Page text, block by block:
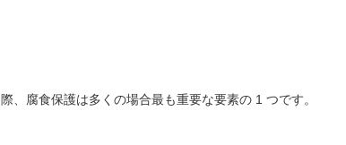
、腐食保護は多くの場合最も重要な要素の 1 つです。